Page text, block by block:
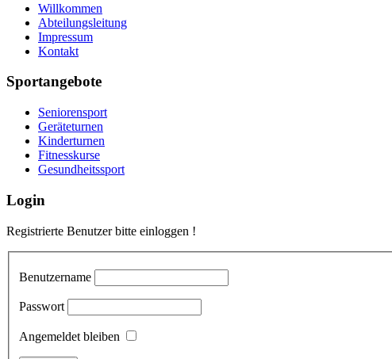
Willkommen
Abteilungsleitung
Impressum
Kontakt
Sportangebote
Seniorensport
Geräteturnen
Kinderturnen
Fitnesskurse
Gesundheitssport
Login
Registrierte Benutzer bitte einloggen !
Benutzername
Passwort
Angemeldet bleiben